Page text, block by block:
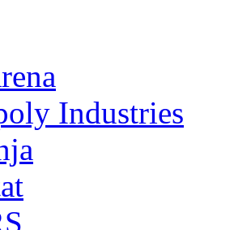
Industries